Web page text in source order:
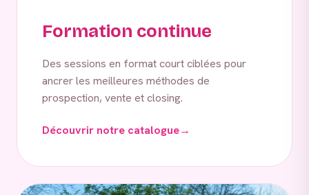
Formation continue
Des sessions en format court ciblées pour
ancrer les meilleures méthodes de
prospection, vente et closing.
Découvrir notre catalogue→